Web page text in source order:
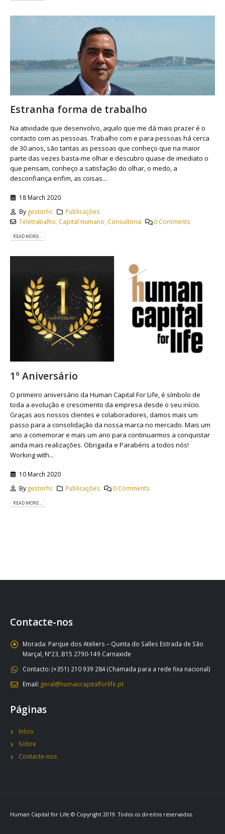
Estranha forma de trabalho
Na atividade que desenvolvo, aquilo que me dá mais prazer é o
contacto com as pessoas. Trabalho com e para pessoas há cerca
de 30 anos, são tantas as pessoas que conheço que na maior
parte das vezes basta-me olhar e descubro quase de imediato o
que pensam, conheço a satisfação do olhar, o medo, a
desconfiança enfim, as coisas...
18 March 2020
By gestorhc
Publicações
Teletrabalho; Capital Humano; Consultoria
0 Comments
READ MORE...
1º Aniversário
O primeiro aniversário da Human Capital For Life, é símbolo de
toda a evolução e crescimento da empresa desde o seu início.
Graças aos nossos clientes e colaboradores, damos mais um
passo para a consolidação da nossa marca no mercado. Mais um
ano a comemorar e mais um ano para continuarmos a conquistar
ainda mais realizações. Obrigada e Parabéns a todos nós!
Working with...
10 March 2020
By gestorhc Publicações 0 Comments
READ MORE...
Contacte-nos
Morada: Parque dos Ateliers – Quinta do Salles Estrada de São
Marçal, Nº23, B15 2790-149 Carnaxide
Contacto: (+351) 210 939 284 (Chamada para a rede fixa nacional)
Email: geral@humancapitalforlife.pt
Páginas
Início
Sobre
Contacte-nos
Human Capital for Life © Copyright 2019. Todos os direitos reservados.